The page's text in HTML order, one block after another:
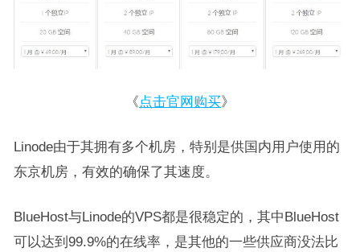
《点击官网购买》
Linode由于其拥有多个机房，特别是供国内用户使用的
东京机房，有效的确保了其速度。
BlueHost与Linode的VPS都是很稳定的，其中BlueHost
可以达到99.9%的在线率，是其他的一些供应商没法比